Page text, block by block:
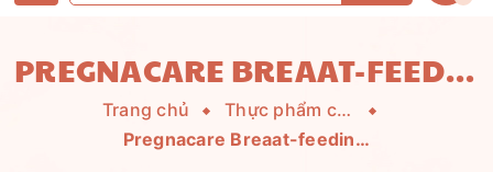
PREGNACARE BREAAT-FEEDING VITAMIN TỔNG HỢP SAU SINH CHO MẸ UK
Trang chủ
Thực phẩm chức năng cho mẹ
Pregnacare Breaat-feeding vitamin tổng hợp sau sinh cho mẹ UK